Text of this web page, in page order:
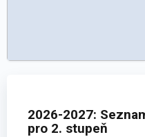
2026-2027:
pro 2. stupeň